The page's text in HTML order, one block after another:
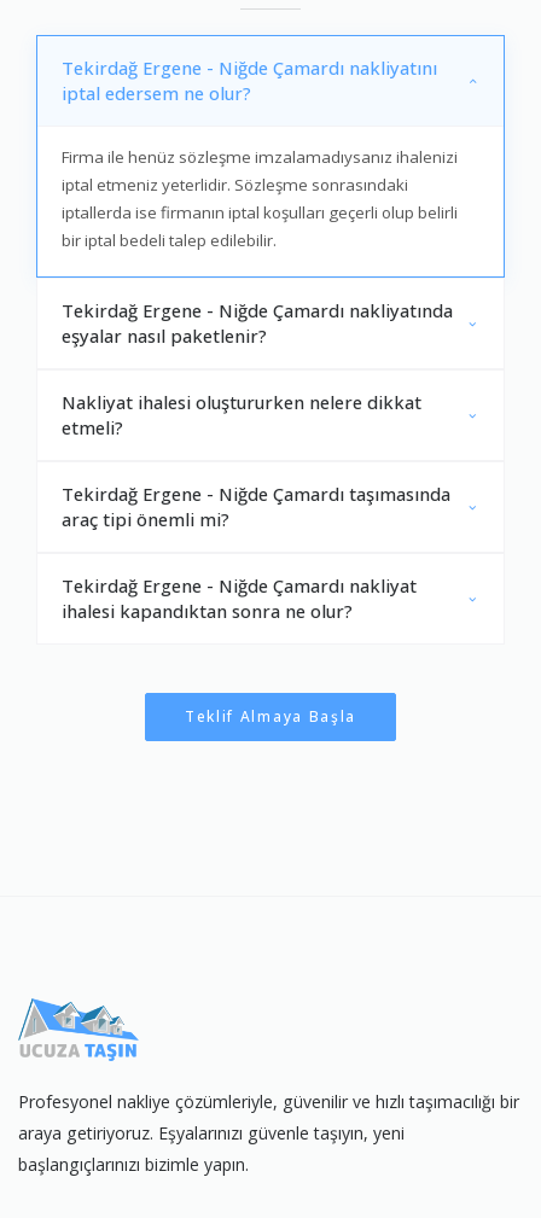
Tekirdağ Ergene - Niğde Çamardı nakliyatını
iptal edersem ne olur?
Firma ile henüz sözleşme imzalamadıysanız ihalenizi
iptal etmeniz yeterlidir. Sözleşme sonrasındaki
iptallerda ise firmanın iptal koşulları geçerli olup belirli
bir iptal bedeli talep edilebilir.
Tekirdağ Ergene - Niğde Çamardı nakliyatında
eşyalar nasıl paketlenir?
Nakliyat ihalesi oluştururken nelere dikkat
etmeli?
Tekirdağ Ergene - Niğde Çamardı taşımasında
araç tipi önemli mi?
Tekirdağ Ergene - Niğde Çamardı nakliyat
ihalesi kapandıktan sonra ne olur?
Teklif Almaya Başla
Profesyonel nakliye çözümleriyle, güvenilir ve hızlı taşımacılığı bir
araya getiriyoruz. Eşyalarınızı güvenle taşıyın, yeni
başlangıçlarınızı bizimle yapın.